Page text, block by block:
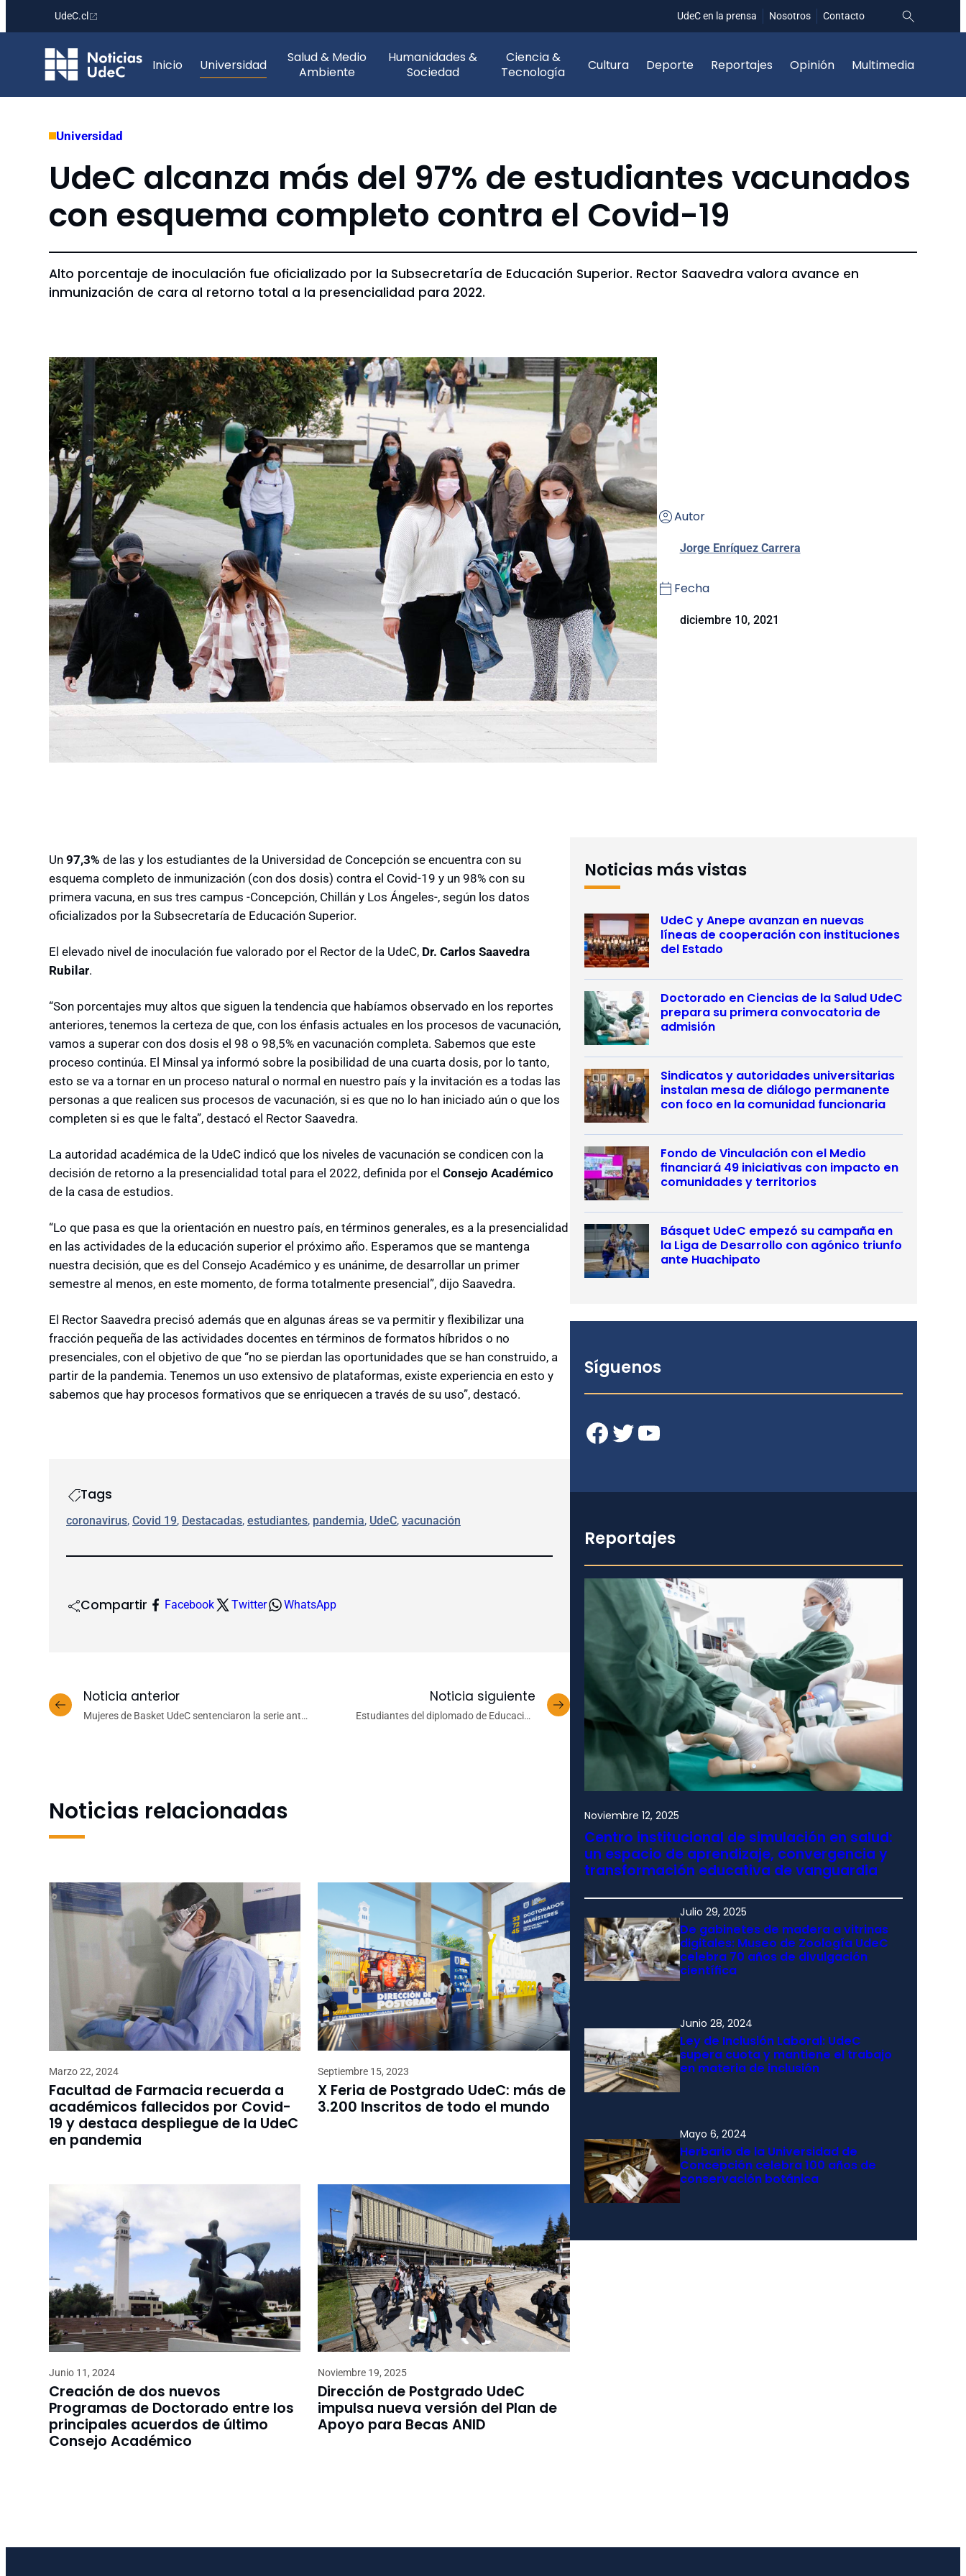
contenido
UdeC.cl UdeC en la prensa Nosotros Contacto
Inicio Universidad
Salud & Medio
Ambiente
Humanidades &
Sociedad
Ciencia &
Tecnología
Cultura Deporte Reportajes Opinión Multimedia
Universidad
UdeC alcanza más del 97% de estudiantes vacunados
con esquema completo contra el Covid-19
Alto porcentaje de inoculación fue oficializado por la Subsecretaría de Educación Superior. Rector Saavedra valora avance en
inmunización de cara al retorno total a la presencialidad para 2022.
Autor
Jorge Enríquez Carrera
Fecha
diciembre 10, 2021
Un 97,3% de las y los estudiantes de la Universidad de Concepción se encuentra con su
esquema completo de inmunización (con dos dosis) contra el Covid-19 y un 98% con su
primera vacuna, en sus tres campus -Concepción, Chillán y Los Ángeles-, según los datos
oficializados por la Subsecretaría de Educación Superior.
El elevado nivel de inoculación fue valorado por el Rector de la UdeC, Dr. Carlos Saavedra
Rubilar.
“Son porcentajes muy altos que siguen la tendencia que habíamos observado en los reportes
anteriores, tenemos la certeza de que, con los énfasis actuales en los procesos de vacunación,
vamos a superar con dos dosis el 98 o 98,5% en vacunación completa. Sabemos que este
proceso continúa. El Minsal ya informó sobre la posibilidad de una cuarta dosis, por lo tanto,
esto se va a tornar en un proceso natural o normal en nuestro país y la invitación es a todas las
personas a que realicen sus procesos de vacunación, si es que no lo han iniciado aún o que los
completen si es que le falta”, destacó el Rector Saavedra.
La autoridad académica de la UdeC indicó que los niveles de vacunación se condicen con la
decisión de retorno a la presencialidad total para el 2022, definida por el Consejo Académico
de la casa de estudios.
“Lo que pasa es que la orientación en nuestro país, en términos generales, es a la presencialidad
en las actividades de la educación superior el próximo año. Esperamos que se mantenga
nuestra decisión, que es del Consejo Académico y es unánime, de desarrollar un primer
semestre al menos, en este momento, de forma totalmente presencial”, dijo Saavedra.
El Rector Saavedra precisó además que en algunas áreas se va permitir y flexibilizar una
fracción pequeña de las actividades docentes en términos de formatos híbridos o no
presenciales, con el objetivo de que “no se pierdan las oportunidades que se han construido, a
partir de la pandemia. Tenemos un uso extensivo de plataformas, existe experiencia en esto y
sabemos que hay procesos formativos que se enriquecen a través de su uso”, destacó.
Tags
coronavirus, Covid 19, Destacadas, estudiantes, pandemia, UdeC, vacunación
Compartir Facebook Twitter WhatsApp
Noticia anterior
Mujeres de Basket UdeC sentenciaron la serie ante
Noticia siguiente
Estudiantes del diplomado de Educación
Noticias relacionadas
Marzo 22, 2024
Facultad de Farmacia recuerda a
académicos fallecidos por Covid-
19 y destaca despliegue de la UdeC
en pandemia
Septiembre 15, 2023
X Feria de Postgrado UdeC: más de
3.200 Inscritos de todo el mundo
Junio 11, 2024
Creación de dos nuevos
Programas de Doctorado entre los
principales acuerdos de último
Consejo Académico
Noviembre 19, 2025
Dirección de Postgrado UdeC
impulsa nueva versión del Plan de
Apoyo para Becas ANID
Noticias más vistas
UdeC y Anepe avanzan en nuevas
líneas de cooperación con instituciones
del Estado
Doctorado en Ciencias de la Salud UdeC
prepara su primera convocatoria de
admisión
Sindicatos y autoridades universitarias
instalan mesa de diálogo permanente
con foco en la comunidad funcionaria
Fondo de Vinculación con el Medio
financiará 49 iniciativas con impacto en
comunidades y territorios
Básquet UdeC empezó su campaña en
la Liga de Desarrollo con agónico triunfo
ante Huachipato
Síguenos
Facebook Twitter YouTube
Reportajes
Noviembre 12, 2025
Centro institucional de simulación en salud:
un espacio de aprendizaje, convergencia y
transformación educativa de vanguardia
Julio 29, 2025
De gabinetes de madera a vitrinas
digitales: Museo de Zoología UdeC
celebra 70 años de divulgación
científica
Junio 28, 2024
Ley de Inclusión Laboral: UdeC
supera cuota y mantiene el trabajo
en materia de inclusión
Mayo 6, 2024
Herbario de la Universidad de
Concepción celebra 100 años de
conservación botánica